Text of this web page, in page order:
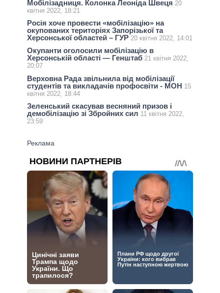
Мобілізадниця. Колонка Леоніда Швеця 20
квітня 2022, 18:21
Росія хоче провести «мобілізацію» на
окупованих територіях Запорізької та
Херсонської областей – ГУР 20 квітня 2022, 14:01
Окупанти оголосили мобілізацію в
Херсонській області — Генштаб 21 квітня 2022,
20:07
Верховна Рада звільнила від мобілізації
студентів та викладачів профосвіти - МОН 15
квітня 2022, 18:44
Зеленський скасував весняний призов і
демобілізацію зі Збройних сил 11 квітня 2022,
23:59